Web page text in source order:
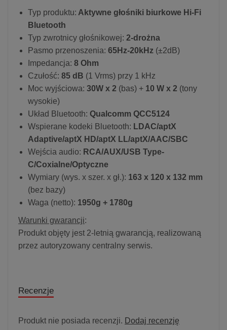
Typ produktu: Aktywne głośniki biurkowe Hi-Fi
Bluetooth
Typ zwrotnicy głośnikowej: 2-drożna
Pasmo przenoszenia: 65Hz-20kHz (±2dB)
Impedancja: 8 Ohm
Czułość: 85 dB (1 Vrms) przy 1 kHz
Moc wyjściowa: 30W x 2 (bas) + 10 W x 2 (tony
wysokie)
Układ Bluetooth: Qualcomm QCC5124
Wspierane kodeki Bluetooth: LDAC/aptX
Adaptive/aptX HD/aptX LL/aptX/AAC/SBC
Wejścia audio: RCA/AUX/USB Type-
C/Coxialne/Optyczne
Wymiary (wys. x szer. x gł.): 163 x 120 x 132 mm
(bez bazy)
Waga (netto): 1950g + 1780g
Warunki gwarancji:
Produkt objęty jest 2-letnią gwarancją, realizowaną
przez autoryzowany centralny serwis.
Recenzje
Produkt nie posiada recenzji. Dodaj recenzję